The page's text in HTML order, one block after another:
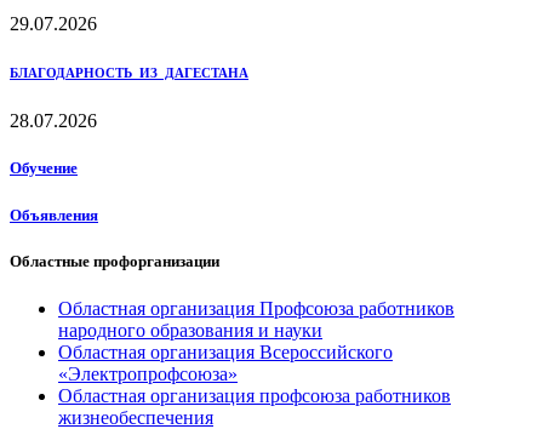
29.07.2026
БЛАГОДАРНОСТЬ ИЗ ДАГЕСТАНА
28.07.2026
Обучение
Объявления
Областные профорганизации
Областная организация Профсоюза работников
народного образования и науки
Областная организация Всероссийского
«Электропрофсоюза»
Областная организация профсоюза работников
жизнеобеспечения